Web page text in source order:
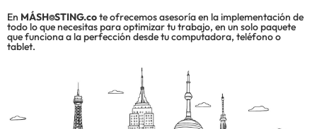
En MÁSH⌾STING.cote ofrecemos asesoría en la implementación de
todo lo que necesitas para optimizar tu trabajo, en un solo paquete
que funciona a la perfección desde tu computadora, teléfono o
tablet.